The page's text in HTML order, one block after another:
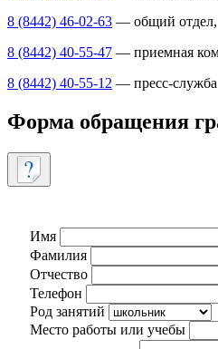
8 (8442) 46-02-63 — общий отдел,
8 (8442) 40-55-47 — приемная
8 (8442) 40-55-12 — пресс-служба
Форма обращения
Имя
Фамилия
Отчество
Телефон
Род занятий
Место работы или учебы